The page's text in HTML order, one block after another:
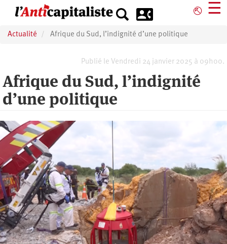
principal
⎋ ☰
Actualité Afrique du Sud, l’indignité d’une politique
Publié le Vendredi 24 janvier 2025 à 09h00.
Afrique du Sud, l’indignité
d’une politique